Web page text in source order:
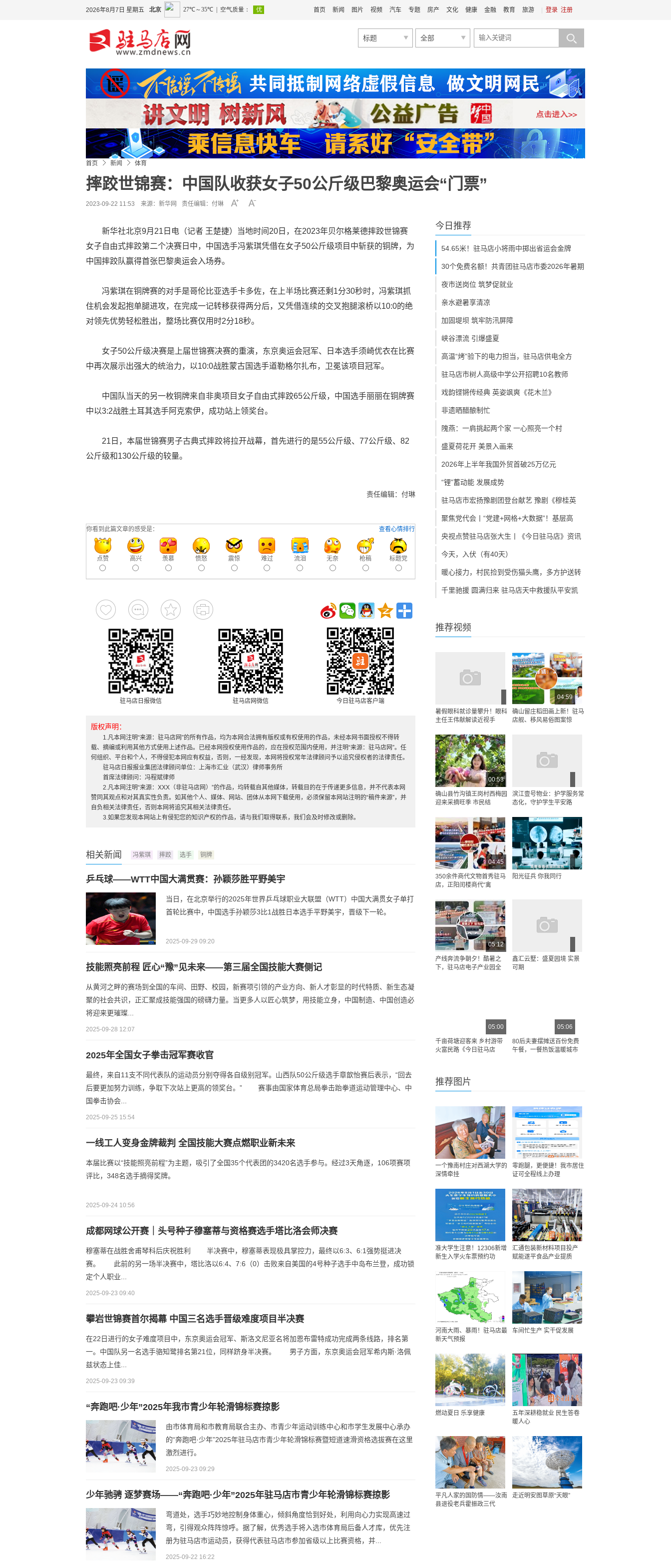
2026年8月7日 星期五 登录 注册
首页 新闻 图片 视频 汽车 专题 房产 文化 健康 金融 教育 旅游
标题 全部
首页 新闻 体育
摔跤世锦赛：中国队收获女子50公斤级巴黎奥运会“门票”
2023-09-22 11:53 来源： 新华网 责任编辑：付琳
新华社北京9月21日电（记者 王楚捷）当地时间20日，在2023年贝尔格莱德摔跤世锦赛
女子自由式摔跤第二个决赛日中，中国选手冯紫琪凭借在女子50公斤级项目中斩获的铜牌，为
中国摔跤队赢得首张巴黎奥运会入场券。
冯紫琪在铜牌赛的对手是哥伦比亚选手卡多佐，在上半场比赛还剩1分30秒时，冯紫琪抓
住机会发起抱单腿进攻，在完成一记转移获得两分后，又凭借连续的交叉抱腿滚桥以10:0的绝
对领先优势轻松胜出，整场比赛仅用时2分18秒。
女子50公斤级决赛是上届世锦赛决赛的重演，东京奥运会冠军、日本选手须崎优衣在比赛
中再次展示出强大的统治力，以10:0战胜蒙古国选手道勒格尔扎布，卫冕该项目冠军。
中国队当天的另一枚铜牌来自非奥项目女子自由式摔跤65公斤级，中国选手丽丽在铜牌赛
中以3:2战胜土耳其选手阿克索伊，成功站上领奖台。
21日，本届世锦赛男子古典式摔跤将拉开战幕，首先进行的是55公斤级、77公斤级、82
公斤级和130公斤级的较量。
责任编辑：付琳
查看心情排行
你看到此篇文章的感受是：
点赞 高兴 羡慕 愤怒 震惊 难过 流泪 无奈 枪稿 标题党
驻马店日报微信 驻马店网微信 今日驻马店客户端
版权声明：
1.凡本网注明“来源：驻马店网”的所有作品，均为本网合法拥有版权或有权使用的作品，未经本网书面授权不得转
载、摘编或利用其他方式使用上述作品。已经本网授权使用作品的，应在授权范围内使用，并注明“来源：驻马店网”。任
何组织、平台和个人，不得侵犯本网应有权益，否则，一经发现，本网将授权常年法律顾问予以追究侵权者的法律责任。
驻马店日报报业集团法律顾问单位：上海市汇业（武汉）律师事务所
首席法律顾问：冯程斌律师
2.凡本网注明“来源：XXX（非驻马店网）”的作品，均转载自其他媒体，转载目的在于传递更多信息，并不代表本网
赞同其观点和对其真实性负责。如其他个人、媒体、网站、团体从本网下载使用，必须保留本网站注明的“稿件来源”，并
自负相关法律责任，否则本网将追究其相关法律责任。
3.如果您发现本网站上有侵犯您的知识产权的作品，请与我们取得联系，我们会及时修改或删除。
相关新闻 冯紫琪 摔跤 选手 铜牌
乒乓球——WTT中国大满贯赛：孙颖莎胜平野美宇
当日，在北京举行的2025年世界乒乓球职业大联盟（WTT）中国大满贯女子单打
首轮比赛中，中国选手孙颖莎3比1战胜日本选手平野美宇，晋级下一轮。
2025-09-29 09:20
技能照亮前程 匠心“豫”见未来——第三届全国技能大赛侧记
从黄河之畔的赛场到全国的车间、田野、校园，新赛项引领的产业方向、新人才彰显的时代特质、新生态凝
聚的社会共识，正汇聚成技能强国的磅礴力量。当更多人以匠心筑梦，用技能立身，中国制造、中国创造必
将迎来更璀璨...
2025-09-28 12:07
2025年全国女子拳击冠军赛收官
最终，来自11支不同代表队的运动员分别夺得各自级别冠军。山西队50公斤级选手章歆怡赛后表示，“回去
后要更加努力训练，争取下次站上更高的领奖台。” 赛事由国家体育总局拳击跆拳道运动管理中心、中
国拳击协会...
2025-09-25 15:54
一线工人变身金牌裁判 全国技能大赛点燃职业新未来
本届比赛以“技能照亮前程”为主题，吸引了全国35个代表团的3420名选手参与。经过3天角逐，106项赛项
评比，348名选手摘得奖牌。
2025-09-24 10:56
成都网球公开赛｜头号种子穆塞蒂与资格赛选手塔比洛会师决赛
穆塞蒂在战胜舍甫琴科后庆祝胜利 半决赛中，穆塞蒂表现极具掌控力，最终以6:3、6:1强势挺进决
赛。 此前的另一场半决赛中，塔比洛以6:4、7:6（0）击败来自美国的4号种子选手中岛布兰登，成功锁
定个人职业...
2025-09-23 09:40
攀岩世锦赛首尔揭幕 中国三名选手晋级难度项目半决赛
在22日进行的女子难度项目中，东京奥运会冠军、斯洛文尼亚名将加恩布雷特成功完成两条线路，排名第
一。中国队另一名选手骆知鹭排名第21位，同样跻身半决赛。 男子方面，东京奥运会冠军希内斯·洛佩
兹状态上佳...
2025-09-23 09:39
“奔跑吧·少年”2025年我市青少年轮滑锦标赛掠影
由市体育局和市教育局联合主办、市青少年运动训练中心和市学生发展中心承办
的“奔跑吧·少年”2025年驻马店市青少年轮滑锦标赛暨短道速滑资格选拔赛在这里
激烈进行。
2025-09-23 09:29
少年驰骋 逐梦赛场——“奔跑吧·少年”2025年驻马店市青少年轮滑锦标赛掠影
弯道处，选手巧妙地控制身体重心，倾斜角度恰到好处，利用向心力实现高速过
弯，引得观众阵阵惊呼。据了解，优秀选手将入选市体育局后备人才库，优先注
册为驻马店市运动员，获得代表驻马店市参加省级以上比赛资格，并...
2025-09-22 16:22
今日推荐
54.65米！驻马店小将雨中掷出省运会金牌
30个免费名额！共青团驻马店市委2026年暑期
夜市送岗位 筑梦促就业
亲水避暑享清凉
加固堤坝 筑牢防汛屏障
峡谷漂流 引爆盛夏
高温“烤”验下的电力担当，驻马店供电全方
驻马店市树人高级中学公开招聘10名教师
戏韵铿锵传经典 英姿飒爽《花木兰》
非遗晒醋酿制忙
隗燕：一肩挑起两个家 一心照亮一个村
盛夏荷花开 美景入画来
2026年上半年我国外贸首破25万亿元
“锂”蓄动能 发展成势
驻马店市宏扬豫剧团登台献艺 豫剧《穆桂英
聚焦党代会丨“党建+网格+大数据”！基层高
央视点赞驻马店张大生丨《今日驻马店》资讯
今天，入伏（有40天）
暖心接力，村民捡到受伤猫头鹰，多方护送转
千里驰援 圆满归来 驻马店天中救援队平安凯
推荐视频
暑假眼科就诊量攀升！眼科
主任王伟献解读近视手
04:59
确山留庄稻田画上新！驻马
店舰、移风易俗图案惊
00:53
确山县竹沟镇王岗村西梅园
迎来采摘旺季 市民结
滨江壹号物业：护学服务常
态化，守护学生平安路
04:45
350余件商代文物首秀驻马
店，正阳闰楼商代“禽
阳光征兵 你我同行
05:12
产线奔流争朝夕！酷暑之
下，驻马店电子产业园全
鑫汇云墅：盛夏园境 实景
可期
05:00
千亩荷塘迎客来 乡村游带
火富民路《今日驻马店
05:06
80后夫妻摆摊送百份免费
午餐，一餐热饭温暖城市
推荐图片
一个豫南村庄对西湖大学的
深情牵挂
零跑腿，更便捷！我市居住
证可全程线上办理
准大学生注意！12306新增
新生入学火车票预约功
汇通包装新材料项目投产
赋能遂平食品产业提质
河南大雨、暴雨！驻马店最
新天气预报
车间忙生产 实干促发展
燃动夏日 乐享健康
五年深耕稳就业 民生答卷
暖人心
平凡人家的国防情——汝南
县退役老兵霍振政三代
走近明安图草原“天眼”